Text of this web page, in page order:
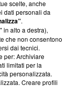
scelte, anche
dati personali da
.
in alto a destra),
che non consentono
dai tecnici.
per: Archiviare
limitati per la
personalizzata.
Creare profili